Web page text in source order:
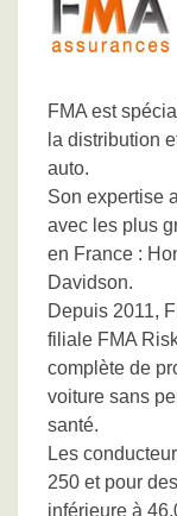
FMA est
la distribution
auto.
Son expertise
avec les plus
en France :
Davidson.
Depuis 2011,
filiale FMA
complète de
voiture sans
santé.
Les
250 et pour
inférieure à